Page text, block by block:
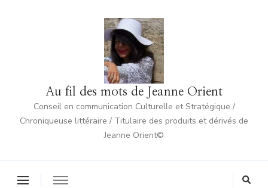
Au fil des mots de Jeanne Orient
Conseil en communication Culturelle et Stratégique /
Chroniqueuse littéraire / Titulaire des produits et dérivés de
Jeanne Orient©